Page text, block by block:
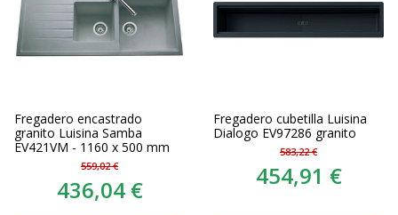
Fregadero encastrado
granito Luisina Samba
EV421VM - 1160 x 500 mm
559,02 €
436,04 €
Fregadero cubetilla Luisina
Dialogo EV97286 granito
583,22 €
454,91 €